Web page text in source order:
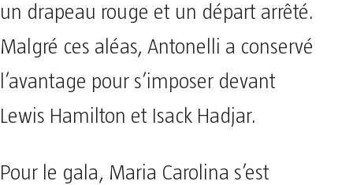
un drapeau rouge et un départ arrêté.
Malgré ces aléas, Antonelli a conservé
l’avantage pour s’imposer devant
Lewis Hamilton et Isack Hadjar.
Pour le gala, Maria Carolina s’est